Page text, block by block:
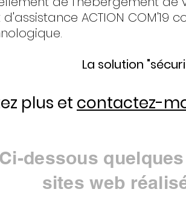
ACTION COM'19
La solution
plus et contactez-
Ci-dessous
sites web